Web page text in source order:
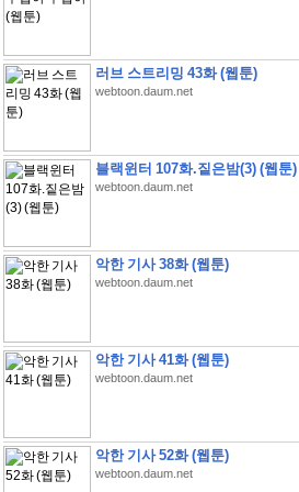
러브 스트리밍 43화 (웹툰)
webtoon.daum.net
블랙윈터 107화.짙은밤(3) (웹툰)
webtoon.daum.net
악한 기사 38화 (웹툰)
webtoon.daum.net
악한 기사 41화 (웹툰)
webtoon.daum.net
악한 기사 52화 (웹툰)
webtoon.daum.net